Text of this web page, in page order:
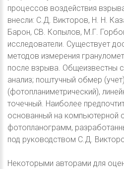
процессов воздействия
внесли: С.Д. Викторов, Н. Н.
Барон, СВ. Копылов, М.Г.
исследователи. Существует
методов измерения
после взрыва. Общеизвестны
анализ; поштучный обмер
(фотопланиметрический),
точечный. Наиболее
основанный на компьютерной
фотопланограмм,
под руководством С.Д.
Некоторыми авторами для